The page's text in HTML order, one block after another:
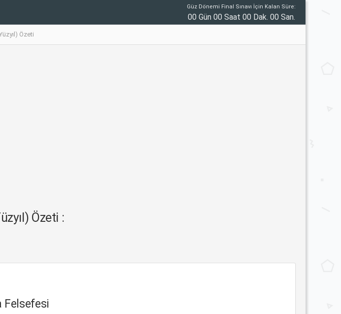
Güz Dönemi Final Sınavı İçin Kalan Süre:
00 Gün 00 Saat 00 Dak. 00 San.
Özeti
Özeti :
Felsefesi